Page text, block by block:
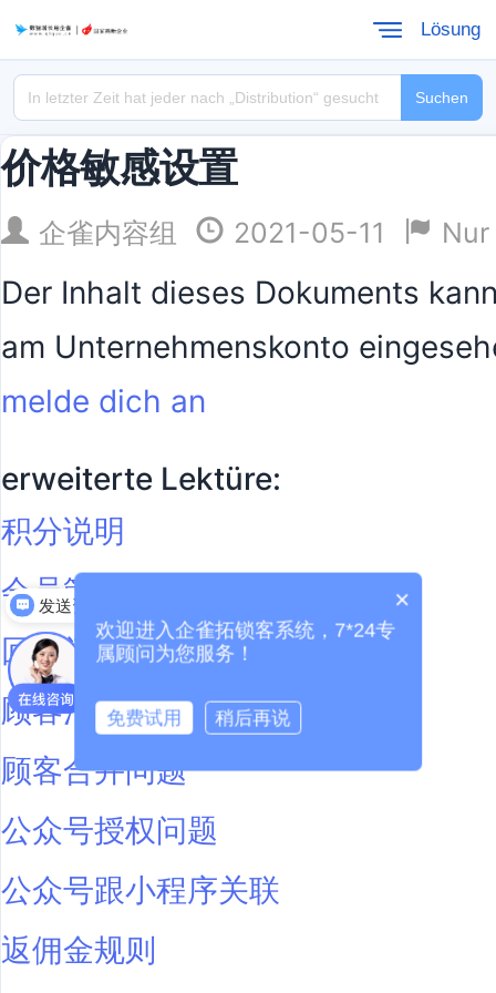
Lösung
Suchen
价格敏感设置
企雀内容组 2021-05-11
Der Inhalt dieses Dokuments
am Unternehmenskonto
melde dich an
erweiterte Lektüre:
积分说明
会员管理
回访问题
顾客消费金额显示
顾客合并问题
公众号授权问题
公众号跟小程序关联
返佣金规则
发送资料 ×
欢迎进入企雀拓锁客系统，7*24专
属顾问为您服务！
免费试用 稍后再说